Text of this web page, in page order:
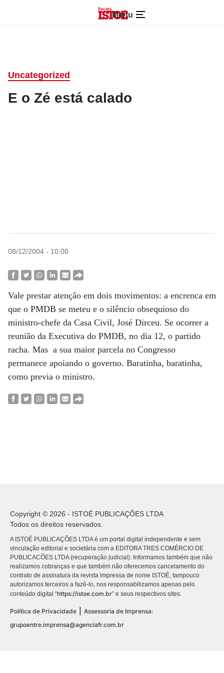
Menu
Uncategorized
E o Zé está calado
08/12/2004 - 10:00
Vale prestar atenção em dois movimentos: a encrenca em
que o PMDB se meteu e o silêncio obsequioso do
ministro-chefe da Casa Civil, José Dirceu. Se ocorrer a
reunião da Executiva do PMDB, no dia 12, o partido
racha. Mas a sua maior parcela no Congresso
permanece apoiando o governo. Baratinha, baratinha,
como previa o ministro.
Copyright © 2026 - ISTOÉ PUBLICAÇÕES LTDA
Todos os direitos reservados.
A ISTOÉ PUBLICAÇÕES LTDA é um portal digital independente e sem
vinculação editorial e societária com a EDITORA TRES COMÉRCIO DE
PUBLICACÕES LTDA (recuperação judicial). Informamos também que não
realizamos cobranças e que também não oferecemos cancelamento do
contrato de assinatura da revista impressa de nome ISTOÉ, tampouco
autorizamos terceiros a fazê-lo, nos responsabilizamos apenas pelo
conteúdo digital “https://istoe.com.br” e seus respectivos sites.
Política de Privacidade
Assessoria de Imprensa:
grupoentre.imprensa@agenciafr.com.br